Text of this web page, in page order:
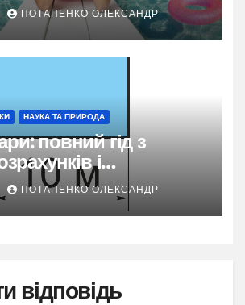
ПОТАПЕНКО ОЛЕКСАНДР
НАУКА ТА ПРИРОДА
повний гід з
і
застосування
ПОТАПЕНКО ОЛЕКСАНДР
відповідь